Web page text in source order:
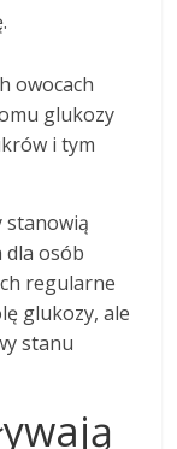
owocach
glukozy
i tym
stanowią
dla osób
regularne
glukozy, ale
stanu